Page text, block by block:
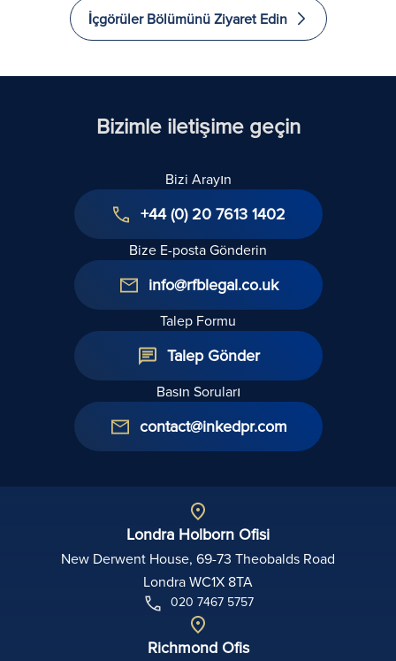
Hükümlerine
İlişkin İhtilaflar
Var?
İçgörüler Bölümünü Ziyaret Edin
Bizimle iletişime geçin
Bizi Arayın
+44 (0) 20 7613 1402
Bize E-posta Gönderin
info@rfblegal.co.uk
Talep Formu
Talep Gönder
Basın Soruları
contact@inkedpr.com
Londra Holborn Ofisi
New Derwent House, 69-73 Theobalds Road
Londra WC1X 8TA
020 7467 5757
Richmond Ofis